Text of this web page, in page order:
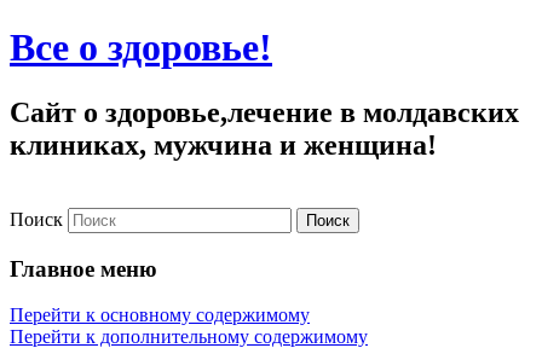
Все о здоровье!
Сайт о здоровье,лечение в молдавских
клиниках, мужчина и женщина!
Поиск
Главное меню
Перейти к основному содержимому
Перейти к дополнительному содержимому